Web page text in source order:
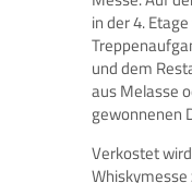
in der 4.
und dem
aus Melasse
gewonnenen
Verkostet
Whiskymesse